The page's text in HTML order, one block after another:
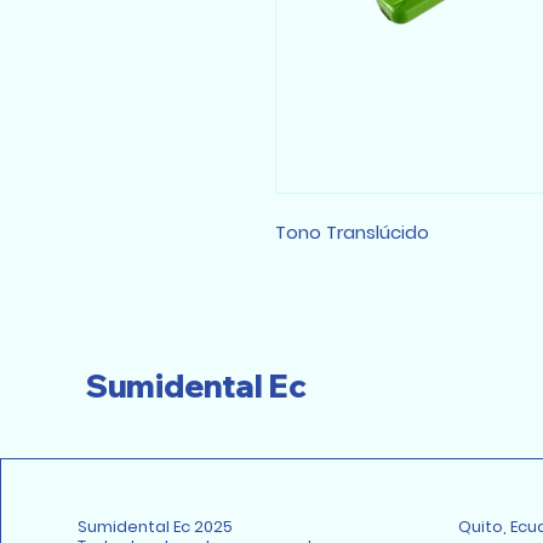
Tono Translúcido
Sumidental Ec
Sumidental Ec 2025
Quito,